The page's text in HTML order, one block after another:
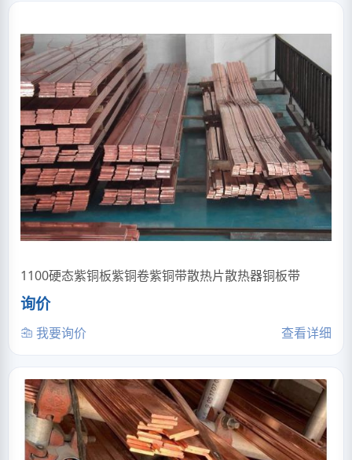
1100硬态紫铜板紫铜卷紫铜带散热片散热器铜板带
询价
我要询价 查看详细